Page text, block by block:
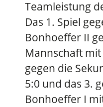
Teamleistung
Das 1. Spiel
Bonhoeffer II
Mannschaft mit
gegen die
5:0 und das 3.
Bonhoeffer I